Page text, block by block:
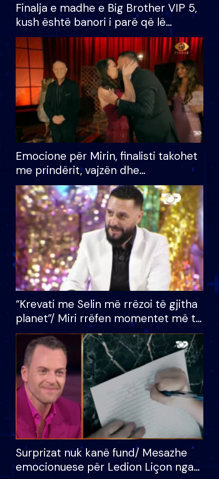
Finalja e madhe e Big Brother VIP 5,
kush është banori i parë që lë
shtëpinë dhe humb mundësinë për
të fituar çmimin e madh
Emocione për Mirin, finalisti takohet
me prindërit, vajzën dhe
bashkëshorten: S’kemi ndonjë letër
divorci apo jo?
“Krevati me Selin më rrëzoi të gjitha
planet”/ Miri rrëfen momentet më të
bukura në shtëpinë e BB VIP: Do më
mungojë zilja e mëngjesit kur…
Surprizat nuk kanë fund/ Mesazhe
emocionuese për Ledion Liçon nga